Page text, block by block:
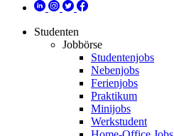
Studenten
Jobbörse
Studentenjobs
Nebenjobs
Ferienjobs
Praktikum
Minijobs
Werkstudent